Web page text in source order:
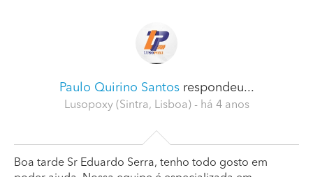
Paulo Quirino Santosrespondeu...
Lusopoxy (Sintra, Lisboa) - há 4 anos
Boa tarde Sr Eduardo Serra, tenho todo gosto em